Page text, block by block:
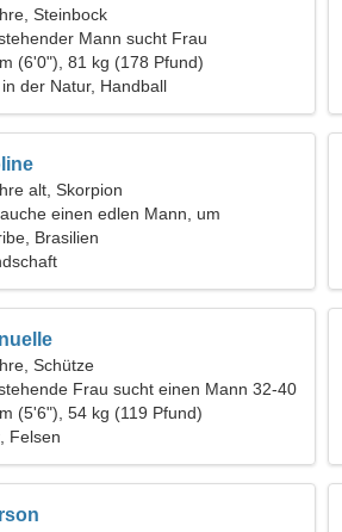
Steinbock
Mann sucht Frau
(6'0"), 81 kg (178 Pfund)
der Natur, Handball
alt, Skorpion
einen edlen Mann, um
Ski zu fahren
Brasilien
Schütze
Frau sucht einen Mann 32-40
(5'6"), 54 kg (119 Pfund)
Felsen